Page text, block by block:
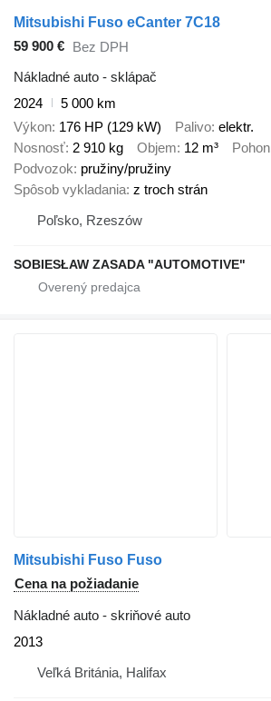
Mitsubishi Fuso eCanter 7C18
59 900 €
Bez DPH
Nákladné auto - sklápač
2024
5 000 km
Výkon 176 HP (129 kW) Palivo elektr.
Nosnosť 2 910 kg Objem 12 m³ Pohon
Podvozok pružiny/pružiny
Spôsob vykladania z troch strán
Poľsko, Rzeszów
SOBIESŁAW ZASADA "AUTOMOTIVE"
Mitsubishi Fuso Fuso
Cena na požiadanie
Nákladné auto - skriňové auto
2013
Veľká Británia, Halifax